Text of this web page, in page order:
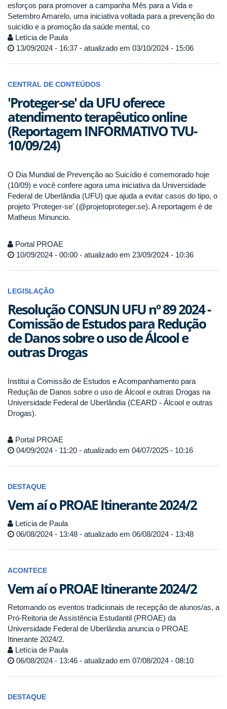
esforços para promover a campanha Mês para a Vida e
Setembro Amarelo, uma iniciativa voltada para a prevenção do
suicídio e a promoção da saúde mental, co
Letícia de Paula
13/09/2024 - 16:37 - atualizado em 03/10/2024 - 15:06
CENTRAL DE CONTEÚDOS
'Proteger-se' da UFU oferece
atendimento terapêutico online
(Reportagem INFORMATIVO TVU-
10/09/24)
O Dia Mundial de Prevenção ao Suicídio é comemorado hoje
(10/09) e você confere agora uma iniciativa da Universidade
Federal de Uberlândia (UFU) que ajuda a evitar casos do tipo, o
projeto 'Proteger-se' (@projetoproteger.se). A reportagem é de
Matheus Minuncio.
Portal PROAE
10/09/2024 - 00:00 - atualizado em 23/09/2024 - 10:36
LEGISLAÇÃO
Resolução CONSUN UFU nº 89 2024 -
Comissão de Estudos para Redução
de Danos sobre o uso de Álcool e
outras Drogas
Institui a Comissão de Estudos e Acompanhamento para
Redução de Danos sobre o uso de Álcool e outras Drogas na
Universidade Federal de Uberlândia (CEARD - Álcool e outras
Drogas).
Portal PROAE
04/09/2024 - 11:20 - atualizado em 04/07/2025 - 10:16
DESTAQUE
Vem aí o PROAE Itinerante 2024/2
Letícia de Paula
06/08/2024 - 13:48 - atualizado em 06/08/2024 - 13:48
ACONTECE
Vem aí o PROAE Itinerante 2024/2
Retomando os eventos tradicionais de recepção de alunos/as, a
Pró-Reitoria de Assistência Estudantil (PROAE) da
Universidade Federal de Uberlândia anuncia o PROAE
Itinerante 2024/2.
Letícia de Paula
06/08/2024 - 13:46 - atualizado em 07/08/2024 - 08:10
DESTAQUE